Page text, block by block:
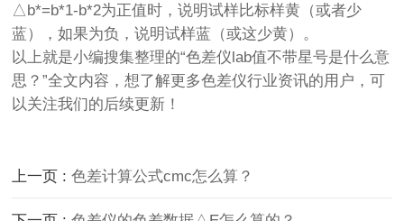
△b*=b*1-b*2为正值时，说明试样比标样黄（或者少
蓝），如果为负，说明试样蓝（或这少黄）。
以上就是小编搜集整理的“色差仪lab值不带星号是什么意
思？”全文内容，想了解更多色差仪行业资讯的用户，可
以关注我们的后续更新！
上一页 :色差计算公式cmc怎么算？